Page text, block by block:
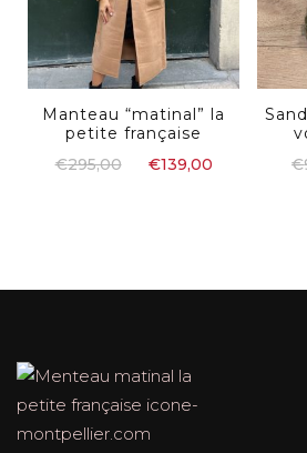
Manteau “matinal” la
petite française
€295,00 €139,00
€